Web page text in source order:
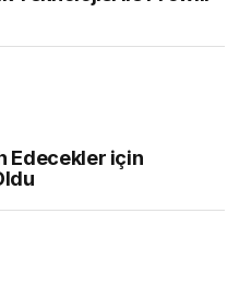
Edecekler için